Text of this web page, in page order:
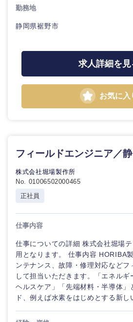
技
（モノづ
くり）
メディカ
ル
不動産専
門職
建設・施
工管理
金融専門職
メディカル
不動産専門職
その他
IT・通信
コンサル・シンクタンク
エンターテイメント
サービス
その他
千葉県
新潟県
石川県
山梨県
完全週休2日制
勤務地
静岡県裾野市
求人詳細を見
お気に入
フィールドエンジニア／
株式会社堀場製作所
No. 01006502000465
正社員
仕事内容
仕事についての詳細 株式会社堀場
用となります。 仕事内容 HORIBA
ンテナンス、故障・修理対応などフ
して担当いただきます。「エネルギ
ヘルスケア」「先端材料・半導体
ド、例えば水素をはじめとする新し